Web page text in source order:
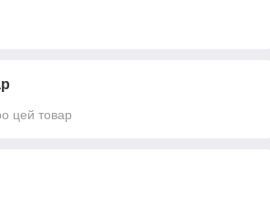
цей товар